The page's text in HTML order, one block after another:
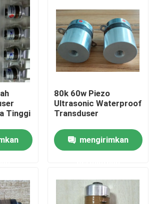
Tinggi
80k 60w Piezo
Ultrasonic Waterproof
Transduser
mengirimkan